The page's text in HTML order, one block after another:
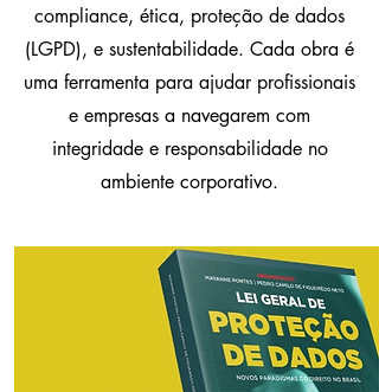
compliance, ética, proteção de dados
(LGPD), e sustentabilidade. Cada obra é
uma ferramenta para ajudar profissionais
e empresas a navegarem com
integridade e responsabilidade no
ambiente corporativo.